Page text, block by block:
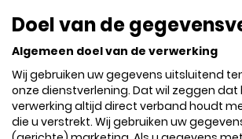
Doel van de
Algemeen doel van de verwerking
Wij gebruiken uw gegevens uitsluitend
onze dienstverlening. Dat wil zeggen dat
verwerking altijd direct verband houdt
die u verstrekt. Wij gebruiken uw